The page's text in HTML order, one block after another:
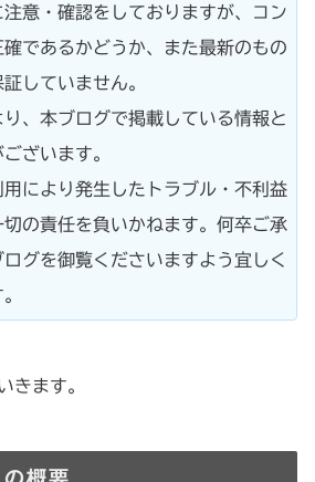
意・確認をしておりますが、コン
であるかどうか、また最新のもの
していません。
、本ブログで掲載している情報と
ざいます。
により発生したトラブル・不利益
の責任を負いかねます。何卒ご承
グを御覧くださいますよう宜しく
きます。